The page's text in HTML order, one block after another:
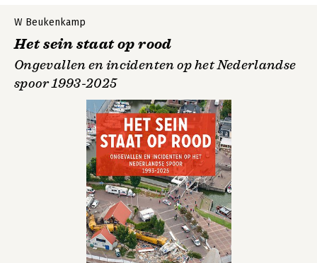
W Beukenkamp
Het sein staat op rood
Ongevallen en incidenten op het Nederlandse
spoor 1993-2025